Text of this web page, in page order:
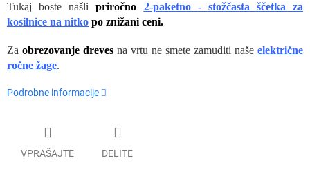
Tukaj boste našlipriročno
2-paketno - stožčasta ščetka za
kosilnice na nitko po znižani ceni.
Za obrezovanje dreves na vrtu ne smete zamuditi naše električne
ročne žage.
Podrobne informacije
VPRAŠAJTE DELITE